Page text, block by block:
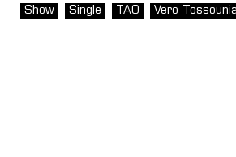
Show Single TAO Vero